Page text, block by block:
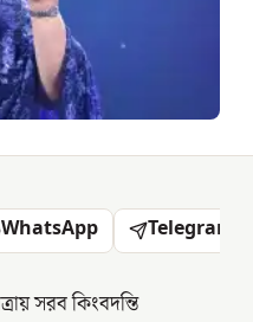
WhatsApp Telegram
সরব কিংবদন্তি